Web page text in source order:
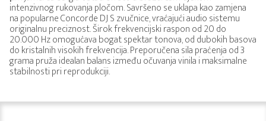
intenzivnog rukovanja pločom. Savršeno se uklapa kao zamjena
na popularne Concorde DJ S zvučnice, vraćajući audio sistemu
originalnu preciznost. Širok frekvencijski raspon od 20 do
20.000 Hz omogućava bogat spektar tonova, od dubokih basova
do kristalnih visokih frekvencija. Preporučena sila praćenja od 3
grama pruža idealan balans između očuvanja vinila i maksimalne
stabilnosti pri reprodukciji.